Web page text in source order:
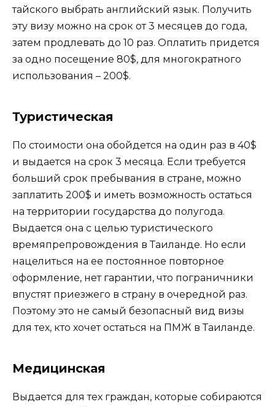
тайского выбрать английский язык. Получить
эту визу можно на срок от 3 месяцев до года,
затем продлевать до 10 раз. Оплатить придется
за одно посещение 80$, для многократного
использования – 200$.
Туристическая
По стоимости она обойдется на один раз в 40$
и выдается на срок 3 месяца. Если требуется
больший срок пребывания в стране, можно
заплатить 200$ и иметь возможность остаться
на территории государства до полугода.
Выдается она с целью туристического
времяпрепровождения в Таиланде. Но если
нацелиться на ее постоянное повторное
оформление, нет гарантии, что пограничники
впустят приезжего в страну в очередной раз.
Поэтому это не самый безопасный вид визы
для тех, кто хочет остаться на ПМЖ в Таиланде.
Медицинская
Выдается для тех граждан, которые собираются